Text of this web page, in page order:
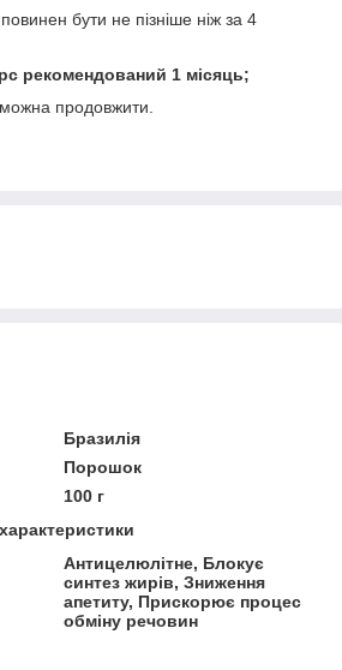
бути не пізніше ніж за 4
рекомендований 1 місяць;
продовжити.
Бразилія
Порошок
100 г
Антицелюлітне, Блокує
синтез жирів, Зниження
апетиту, Прискорює процес
обміну речовин